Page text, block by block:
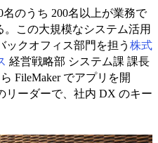
のうち 200名以上が業務で
。この大規模なシステム活用
ックオフィス部門を担う 株式
経営戦略部 システム課 課長
FileMaker でアプリを開
リーダーで、社内 DX のキー